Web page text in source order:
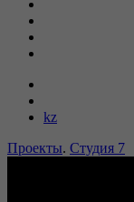
kz
Проекты. Студия 7